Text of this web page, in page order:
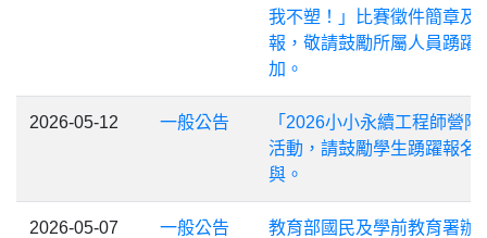
我不塑！」比賽徵件簡章及
報，敬請鼓勵所屬人員踴躍
加。
2026-05-12 一般公告
「2026小小永續工程師營隊
活動，請鼓勵學生踴躍報名
與。
2026-05-07 一般公告
教育部國民及學前教育署辦